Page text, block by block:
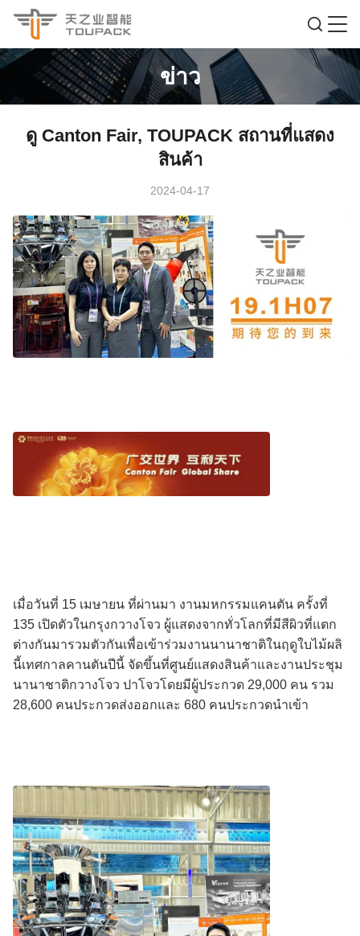
ข่าว
ดู Canton Fair, TOUPACK สถานที่แสดง
สินค้า
2024-04-17
เมื่อวันที่ 15 เมษายน ที่ผ่านมา งานมหกรรมแคนตัน ครั้งที่
135 เปิดตัวในกรุงกวางโจว ผู้แสดงจากทั่วโลกที่มีสีผิวที่แตก
ต่างกันมารวมตัวกันเพื่อเข้าร่วมงานนานาชาติในฤดูใบไม้ผลิ
นี้เทศกาลคานตันปีนี้ จัดขึ้นที่ศูนย์แสดงสินค้าและงานประชุม
นานาชาติกวางโจว ปาโจวโดยมีผู้ประกวด 29,000 คน รวม
28,600 คนประกวดส่งออกและ 680 คนประกวดนําเข้า